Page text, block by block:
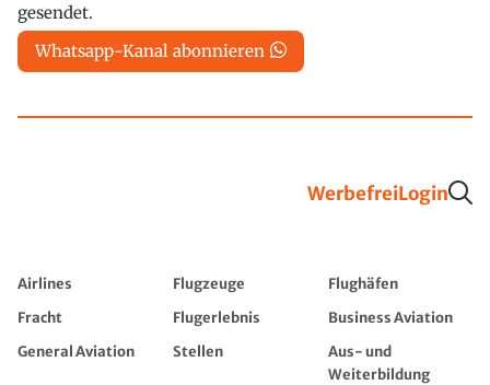
gesendet.
Whatsapp-Kanal abonnieren
WerbefreiLogin
Airlines Flugzeuge
Flughäfen
Fracht
Flugerlebnis
Business Aviation
General Aviation
Stellen
Aus- und
Weiterbildung